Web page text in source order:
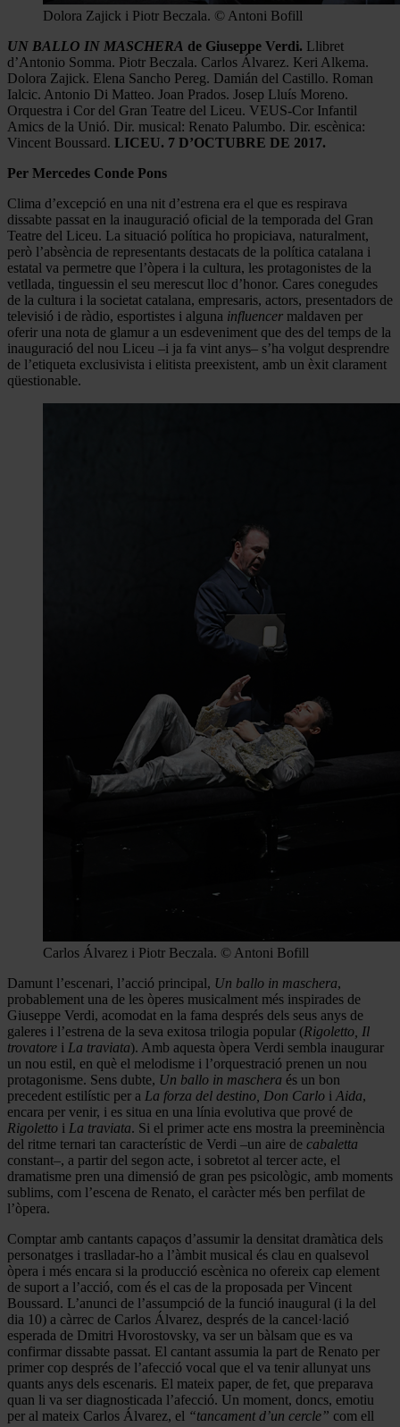
Dolora Zajick i Piotr Beczala. © Antoni Bofill
UN BALLO IN MASCHERA de Giuseppe Verdi. Llibret
d’Antonio Somma. Piotr Beczala. Carlos Álvarez. Keri Alkema.
Dolora Zajick. Elena Sancho Pereg. Damián del Castillo. Roman
Ialcic. Antonio Di Matteo. Joan Prados. Josep Lluís Moreno.
Orquestra i Cor del Gran Teatre del Liceu. VEUS-Cor Infantil
Amics de la Unió. Dir. musical: Renato Palumbo. Dir. escènica:
Vincent Boussard. LICEU. 7 D’OCTUBRE DE 2017.
Per Mercedes Conde Pons
Clima d’excepció en una nit d’estrena era el que es respirava
dissabte passat en la inauguració oficial de la temporada del Gran
Teatre del Liceu. La situació política ho propiciava, naturalment,
però l’absència de representants destacats de la política catalana i
estatal va permetre que l’òpera i la cultura, les protagonistes de la
vetllada, tinguessin el seu merescut lloc d’honor. Cares conegudes
de la cultura i la societat catalana, empresaris, actors, presentadors de
televisió i de ràdio, esportistes i alguna influencer maldaven per
oferir una nota de glamur a un esdeveniment que des del temps de la
inauguració del nou Liceu –i ja fa vint anys– s’ha volgut desprendre
de l’etiqueta exclusivista i elitista preexistent, amb un èxit clarament
qüestionable.
Carlos Álvarez i Piotr Beczala. © Antoni Bofill
Damunt l’escenari, l’acció principal, Un ballo in maschera,
probablement una de les òperes musicalment més inspirades de
Giuseppe Verdi, acomodat en la fama després dels seus anys de
galeres i l’estrena de la seva exitosa trilogia popular (Rigoletto, Il
trovatore i La traviata). Amb aquesta òpera Verdi sembla inaugurar
un nou estil, en què el melodisme i l’orquestració prenen un nou
protagonisme. Sens dubte, Un ballo in maschera és un bon
precedent estilístic per a La forza del destino, Don Carlo i Aida,
encara per venir, i es situa en una línia evolutiva que prové de
Rigoletto i La traviata. Si el primer acte ens mostra la preeminència
del ritme ternari tan característic de Verdi –un aire de cabaletta
constant–, a partir del segon acte, i sobretot al tercer acte, el
dramatisme pren una dimensió de gran pes psicològic, amb moments
sublims, com l’escena de Renato, el caràcter més ben perfilat de
l’òpera.
Comptar amb cantants capaços d’assumir la densitat dramàtica dels
personatges i traslladar-ho a l’àmbit musical és clau en qualsevol
òpera i més encara si la producció escènica no ofereix cap element
de suport a l’acció, com és el cas de la proposada per Vincent
Boussard. L’anunci de l’assumpció de la funció inaugural (i la del
dia 10) a càrrec de Carlos Álvarez, després de la cancel·lació
esperada de Dmitri Hvorostovsky, va ser un bàlsam que es va
confirmar dissabte passat. El cantant assumia la part de Renato per
primer cop després de l’afecció vocal que el va tenir allunyat uns
quants anys dels escenaris. El mateix paper, de fet, que preparava
quan li va ser diagnosticada l’afecció. Un moment, doncs, emotiu
per al mateix Carlos Álvarez, el “tancament d’un cercle” com ell